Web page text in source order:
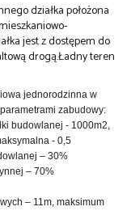
działka położona
jest z dostępem do
drogą.Ładny teren
jednorodzinna w
zabudowy:
budowlanej - 1000m2
- 0,5
– 30%
– 70%
– 11m, maksimum